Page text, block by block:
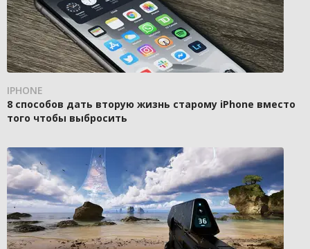
IPHONE
8 способов дать вторую жизнь старому iPhone вместо
того чтобы выбросить